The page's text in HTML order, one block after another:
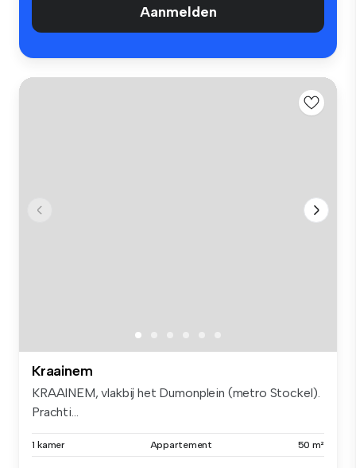
Aanmelden
Kraainem
KRAAINEM, vlakbij het Dumonplein (metro Stockel).
Prachti...
1 kamer Appartement 50 m²